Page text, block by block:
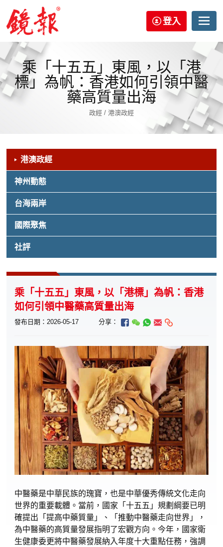
登入
乘「十五五」東風，以「港
標」為帆：香港如何引領中醫
藥高質量出海
政經 / 港澳政經
港澳政經
神州動態
台海兩岸
國際聚焦
社評
乘「十五五」東風，以「港標」為帆：香港
如何引領中醫藥高質量出海
發布日期：2026-05-17 分享：
中醫藥是中華民族的瑰寶，也是中華優秀傳統文化走向
世界的重要載體。當前，國家「十五五」規劃綱要已明
確提出「提高中藥質量」、「推動中醫藥走向世界」，
為中醫藥的高質量發展指明了宏觀方向。今年，國家衛
生健康委更將中醫藥發展納入年度十大重點任務，強調